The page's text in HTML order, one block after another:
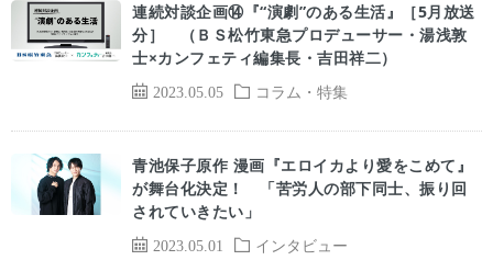
2023.05.05 コラム・特集
連続対談企画⑭『“演劇”のある生活』［5月放送
分］ （ＢＳ松竹東急プロデューサー・湯浅敦
士×カンフェティ編集長・吉田祥二）
2023.05.01 インタビュー
青池保子原作 漫画『エロイカより愛をこめて』
が舞台化決定！ 「苦労人の部下同士、振り回
されていきたい」